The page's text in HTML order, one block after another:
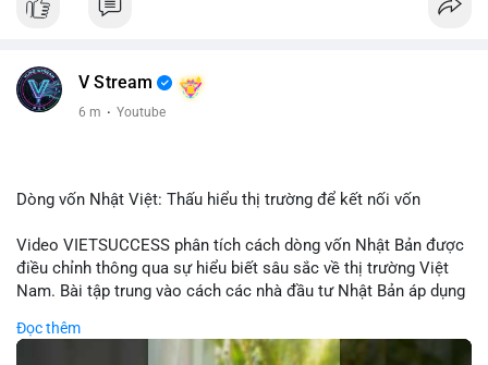
V Stream
6 m · Youtube
Dòng vốn Nhật Việt: Thấu hiểu thị trường để kết nối vốn
Video VIETSUCCESS phân tích cách dòng vốn Nhật Bản được
điều chỉnh thông qua sự hiểu biết sâu sắc về thị trường Việt
Nam. Bài tập trung vào cách các nhà đầu tư Nhật Bản áp dụng
đầu tư trực tiếp vào doanh nghiệp đến việc giao dịch tài chính.
Kết nối này không chỉ tạo cơ hội tăng trưởng cho Việt Nam mà
Đọc thêm